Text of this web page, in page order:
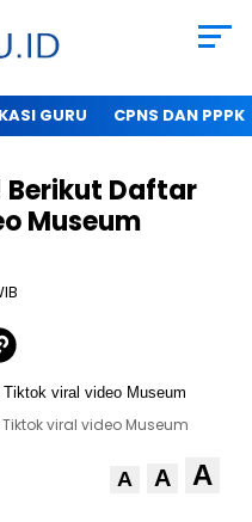
GURU CPNS DAN PPPK
Berikut Daftar
Museum
viral video Museum
A A A